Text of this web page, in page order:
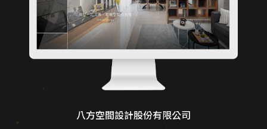
八方空間設計股份有限公司